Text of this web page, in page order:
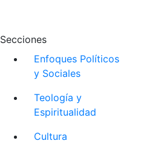
Secciones
Enfoques Políticos
y Sociales
Teología y
Espiritualidad
Cultura